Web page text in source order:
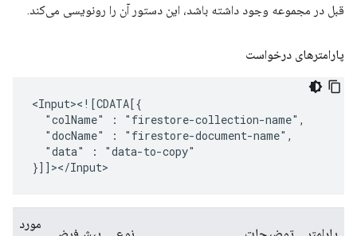
قبل در مجموعه وجود داشته باشد، این دستور آن را رونویسی می‌کند.
پارامترهای درخواست
"colName"
:
"docName"
:
"data"
:
"data-to-copy"
مورد